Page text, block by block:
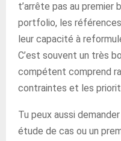
t’arrête pas au premier
portfolio, les
leur capacité à
C’est souvent un très
compétent comprend
contraintes et les
Tu peux aussi
étude de cas ou un